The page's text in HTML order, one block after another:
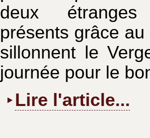
deux
présents grâce
sillonnent le
journée pour le
Lire l'article...